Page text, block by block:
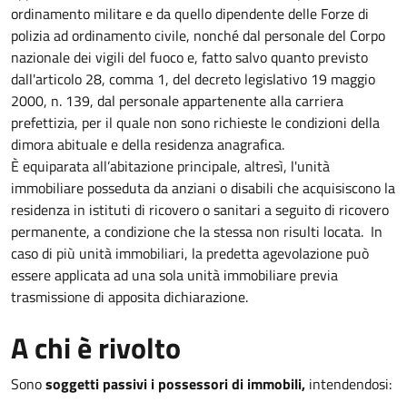
ordinamento militare e da quello dipendente delle Forze di
polizia ad ordinamento civile, nonché dal personale del Corpo
nazionale dei vigili del fuoco e, fatto salvo quanto previsto
dall'articolo 28, comma 1, del decreto legislativo 19 maggio
2000, n. 139, dal personale appartenente alla carriera
prefettizia, per il quale non sono richieste le condizioni della
dimora abituale e della residenza anagrafica.
È equiparata all’abitazione principale, altresì, l'unità
immobiliare posseduta da anziani o disabili che acquisiscono la
residenza in istituti di ricovero o sanitari a seguito di ricovero
permanente, a condizione che la stessa non risulti locata. In
caso di più unità immobiliari, la predetta agevolazione può
essere applicata ad una sola unità immobiliare previa
trasmissione di apposita dichiarazione.
A chi è rivolto
Sonosoggetti passivi i possessori di immobili, intendendosi: